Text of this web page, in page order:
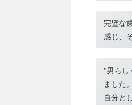
完璧な
感じ、
“男ら
ました
自分と